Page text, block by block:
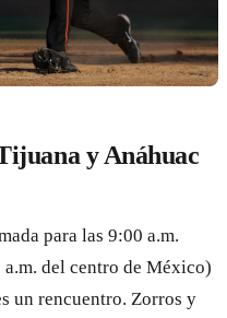
y Anáhuac
para las 9:00 a.m.
del centro de México)
un rencuentro. Zorros y